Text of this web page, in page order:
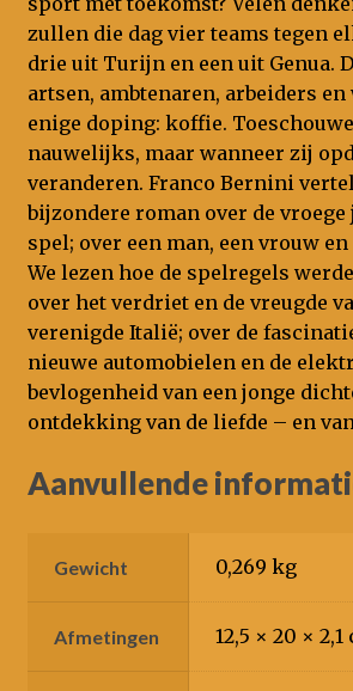
zullen die dag vier teams tegen
drie uit Turijn en een uit Genua.
artsen, ambtenaren, arbeiders
enige doping: koffie.
nauwelijks, maar wanneer zij
veranderen. Franco Bernini
bijzondere roman over de vroege
spel; over een man, een vrouw
We lezen hoe de spelregels
over het verdriet en de vreugde
verenigde Italië; over de
nieuwe automobielen en de
bevlogenheid van een jonge
ontdekking van de liefde – en
Aanvullende
Gewicht 0,269 kg
Afmetingen 12,5 × 20 × 2,1